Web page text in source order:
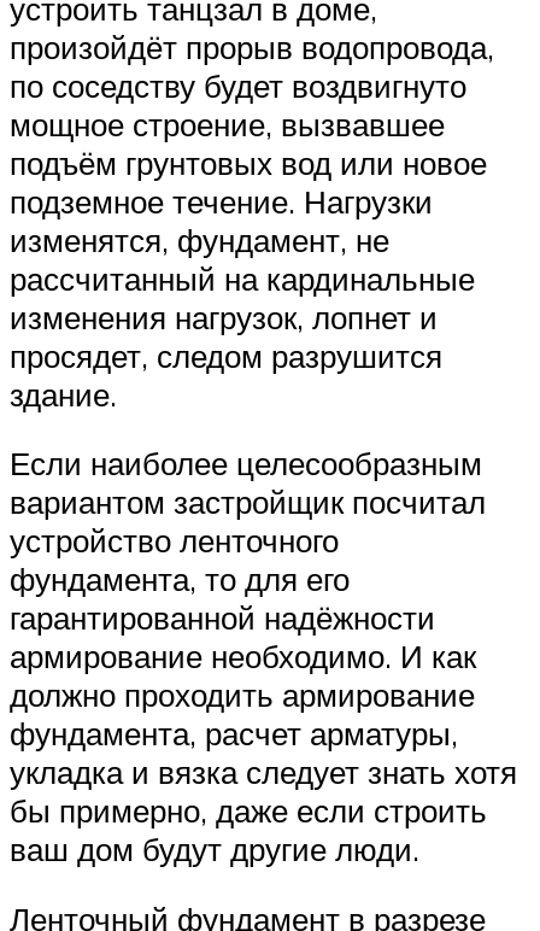
устроить танцзал в доме,
произойдёт прорыв водопровода,
по соседству будет воздвигнуто
мощное строение, вызвавшее
подъём грунтовых вод или новое
подземное течение. Нагрузки
изменятся, фундамент, не
рассчитанный на кардинальные
изменения нагрузок, лопнет и
просядет, следом разрушится
здание.
Если наиболее целесообразным
вариантом застройщик посчитал
устройство ленточного
фундамента, то для его
гарантированной надёжности
армирование необходимо. И как
должно проходить армирование
фундамента, расчет арматуры,
укладка и вязка следует знать хотя
бы примерно, даже если строить
ваш дом будут другие люди.
Ленточный фундамент в разрезе